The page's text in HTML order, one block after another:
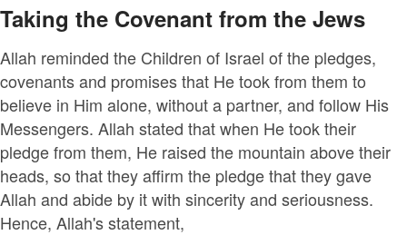
Taking the Covenant from the Jews
Allah reminded the Children of Israel of the pledges,
covenants and promises that He took from them to
believe in Him alone, without a partner, and follow His
Messengers. Allah stated that when He took their
pledge from them, He raised the mountain above their
heads, so that they affirm the pledge that they gave
Allah and abide by it with sincerity and seriousness.
Hence, Allah's statement,